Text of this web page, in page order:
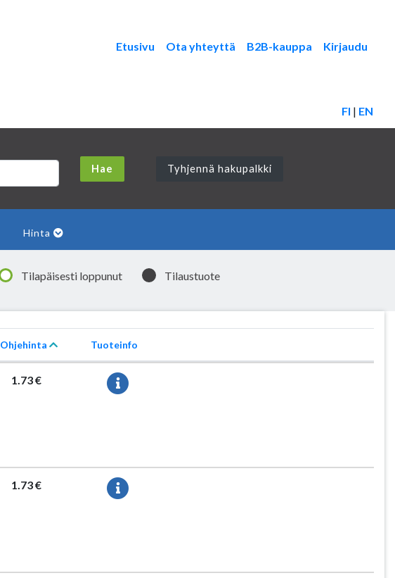
Etusivu Ota yhteyttä B2B-kauppa Kirjaudu
FI | EN
Tyhjennä hakupalkki
Hinta
Tilapäisesti loppunut Tilaustuote
Ohjehinta Tuoteinfo
1.73 €
1.73 €